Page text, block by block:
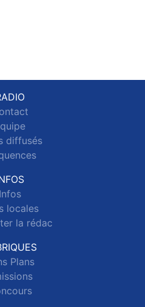
diffusés
Infos
locales
la rédac
Plans